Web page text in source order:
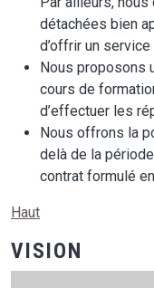
détachées bien
d’offrir un
Nous proposons
cours de
d’effectuer les
Nous offrons la
delà de la
contrat formulé
Haut
VISION